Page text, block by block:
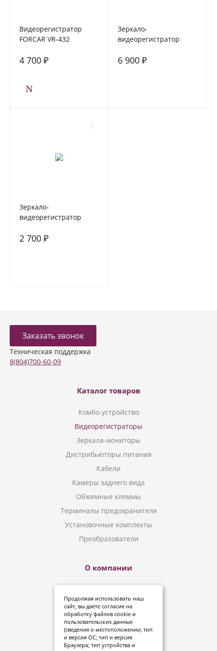
Видеорегистратор
FORCAR VR-432
4 700 ₽
Зеркало-
видеорегистратор
камерой заднего вида
6 900 ₽
Зеркало-
видеорегистратор
2 700 ₽
Заказать звонок
Техническая поддержка
8(804)700-60-09
Каталог товаров
Комбо-устройство
Видеорегистраторы
Зеркала-мониторы
Дистрибьюторы питания
Кабели
Камеры заднего вида
Обжимные клеммы
Терминалы предохранителя
Установочные комплекты
Преобразователи
О компании
Инструкции
Где купить?
Политика конфиденциальности
Дипломы и сертификаты
Продолжая использовать наш
сайт, вы даете согласие на
обработку файлов cookie и
пользовательских данных
(сведения о местоположении; тип
и версия ОС; тип и версия
Браузера; тип устройства и